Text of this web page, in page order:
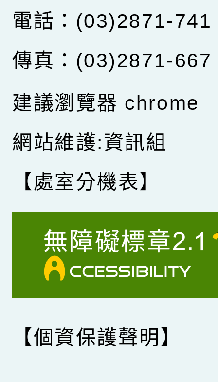
電話：(03)2871-741
傳真：(03)2871-667
建議瀏覽器 chrome
網站維護:資訊組
【處室分機表】
【個資保護聲明】